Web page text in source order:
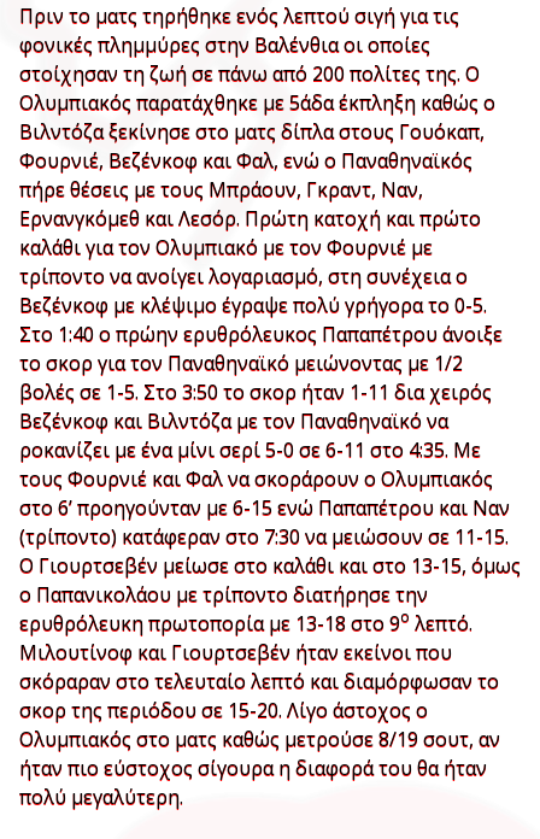
Πριν το ματς τηρήθηκε ενός λεπτού σιγή για τις
φονικές πλημμύρες στην Βαλένθια οι οποίες
στοίχησαν τη ζωή σε πάνω από 200 πολίτες της. Ο
Ολυμπιακός παρατάχθηκε με 5άδα έκπληξη καθώς ο
Βιλντόζα ξεκίνησε στο ματς δίπλα στους Γουόκαπ,
Φουρνιέ, Βεζένκοφ και Φαλ, ενώ ο Παναθηναϊκός
πήρε θέσεις με τους Μπράουν, Γκραντ, Ναν,
Ερνανγκόμεθ και Λεσόρ. Πρώτη κατοχή και πρώτο
καλάθι για τον Ολυμπιακό με τον Φουρνιέ με
τρίποντο να ανοίγει λογαριασμό, στη συνέχεια ο
Βεζένκοφ με κλέψιμο έγραψε πολύ γρήγορα το 0-5.
Στο 1:40 ο πρώην ερυθρόλευκος Παπαπέτρου άνοιξε
το σκορ για τον Παναθηναϊκό μειώνοντας με 1/2
βολές σε 1-5. Στο 3:50 το σκορ ήταν 1-11 δια χειρός
Βεζένκοφ και Βιλντόζα με τον Παναθηναϊκό να
ροκανίζει με ένα μίνι σερί 5-0 σε 6-11 στο 4:35. Με
τους Φουρνιέ και Φαλ να σκοράρουν ο Ολυμπιακός
στο 6’ προηγούνταν με 6-15 ενώ Παπαπέτρου και Ναν
(τρίποντο) κατάφεραν στο 7:30 να μειώσουν σε 11-15.
Ο Γιουρτσεβέν μείωσε στο καλάθι και στο 13-15, όμως
ο Παπανικολάου με τρίποντο διατήρησε την
ερυθρόλευκη πρωτοπορία με 13-18 στο 9ο λεπτό.
Μιλουτίνοφ και Γιουρτσεβέν ήταν εκείνοι που
σκόραραν στο τελευταίο λεπτό και διαμόρφωσαν το
σκορ της περιόδου σε 15-20. Λίγο άστοχος ο
Ολυμπιακός στο ματς καθώς μετρούσε 8/19 σουτ, αν
ήταν πιο εύστοχος σίγουρα η διαφορά του θα ήταν
πολύ μεγαλύτερη.